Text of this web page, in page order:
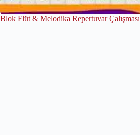
Blok Flüt & Melodika Repertuvar Çalışması